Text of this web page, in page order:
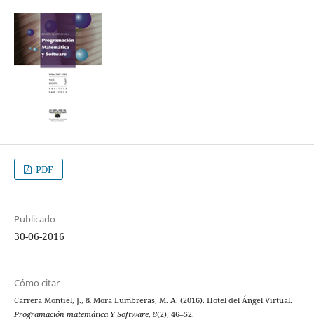
PDF
Publicado
30-06-2016
Cómo citar
Carrera Montiel, J., & Mora Lumbreras, M. A. (2016). Hotel del Ángel Virtual.
Programación matemática Y Software, 8(2), 46–52.